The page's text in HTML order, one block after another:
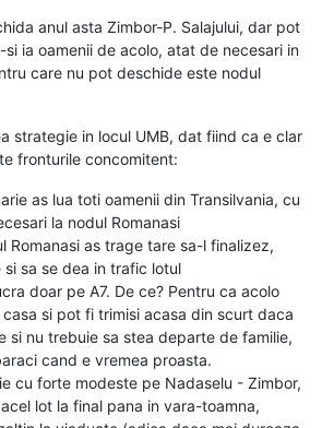
anul asta Zimbor-P. Salajului, dar pot
ia oamenii de acolo, atat de necesari in
care nu pot deschide este nodul
strategie in locul UMB, dat fiind ca e clar
fronturile concomitent:
as lua toti oamenii din Transilvania, cu
la nodul Romanasi
Romanasi as trage tare sa-l finalizez,
sa se dea in trafic lotul
doar pe A7. De ce? Pentru ca acolo
si pot fi trimisi acasa din scurt daca
si nu trebuie sa stea departe de familie,
cand e vremea proasta.
cu forte modeste pe Nadaselu - Zimbor,
lot la final pana in vara-toamna,